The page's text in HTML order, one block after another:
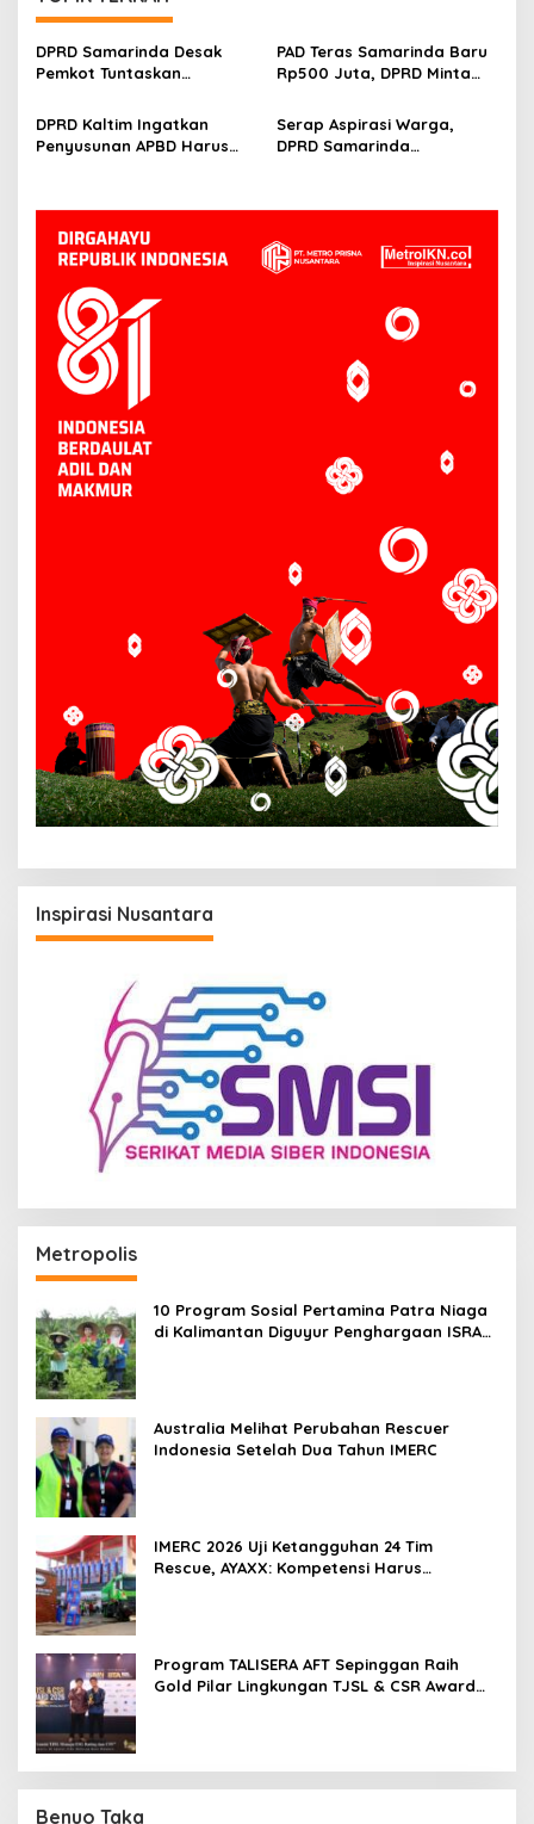
DPRD Samarinda Desak
Pemkot Tuntaskan
Teras Samarinda II
PAD Teras Samarinda Baru
Rp500 Juta, DPRD Minta
Lebih Agresif
DPRD Kaltim Ingatkan
Penyusunan APBD Harus
Serap Aspirasi Warga,
DPRD Samarinda
Lingkungan
Inspirasi Nusantara
Metropolis
10 Program Sosial Pertamina Patra Niaga
di Kalimantan Diguyur Penghargaan ISRA
Australia Melihat Perubahan Rescuer
Indonesia Setelah Dua Tahun IMERC
IMERC 2026 Uji Ketangguhan 24 Tim
Rescue, AYAXX: Kompetensi Harus
Program TALISERA AFT Sepinggan Raih
Gold Pilar Lingkungan TJSL & CSR Award
Benuo Taka